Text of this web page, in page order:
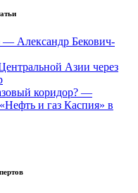
Александр Бекович-
Азии через
коридор? —
и газ Каспия» в